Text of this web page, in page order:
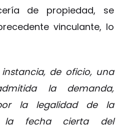
de propiedad, se
vinculante, lo
de oficio, una
la demanda,
la legalidad de la
la fecha cierta del